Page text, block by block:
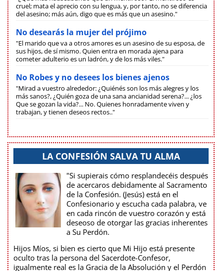
cruel; mata el aprecio con su lengua, y, por tanto, no se diferencia
del asesino; más aún, digo que es más que un asesino."
No desearás la mujer del prójimo
"El marido que va a otros amores es un asesino de su esposa, de
sus hijos, de sí mismo. Quien entra en morada ajena para
cometer adulterio es un ladrón, y de los más viles."
No Robes y no desees los bienes ajenos
"Mirad a vuestro alrededor: ¿Quiénés son los más alegres y los
más sanos?, ¿Quién goza de una sana ancianidad serena?... ¿los
Que se gozan la vida?... No. Quienes honradamente viven y
trabajan, y tienen deseos rectos.."
LA CONFESIÓN SALVA TU ALMA
"Si supierais cómo resplandecéis después
de acercaros debidamente al Sacramento
de la Confesión. (Jesús) está en el
Confesionario y escucha cada palabra, ve
en cada rincón de vuestro corazón y está
deseoso de otorgar las gracias inherentes
a Su Perdón.
Hijos Míos, si bien es cierto que Mi Hijo está presente
oculto tras la persona del Sacerdote-Confesor,
igualmente real es la Gracia de la Absolución y el Perdón